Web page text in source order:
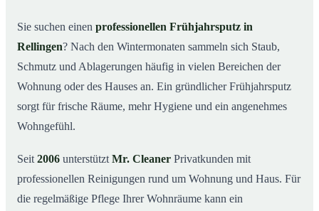
03Was kostet ein Frühjahrsputz in Rellingen?
04Warum Mr. Cleaner in Rellingen?
05Typische Anlässe für einen Frühjahrsputz
Jetzt Angebot einholen
Sie suchen einen professionellen Frühjahrsputz in
Rellingen? Nach den Wintermonaten sammeln sich Staub,
Schmutz und Ablagerungen häufig in vielen Bereichen der
Wohnung oder des Hauses an. Ein gründlicher Frühjahrsputz
sorgt für frische Räume, mehr Hygiene und ein angenehmes
Wohngefühl.
Seit 2006 unterstützt Mr. Cleaner Privatkunden mit
professionellen Reinigungen rund um Wohnung und Haus. Für
die regelmäßige Pflege Ihrer Wohnräume kann ein